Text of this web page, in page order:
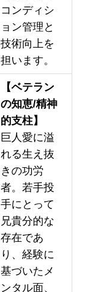
コンディシ
ョン管理と
技術向上を
担います。
【ベテラン
の知恵/精神
的支柱】
巨人愛に溢
れる生え抜
きの功労
者。若手投
手にとって
兄貴分的な
存在であ
り、経験に
基づいたメ
ンタル面、